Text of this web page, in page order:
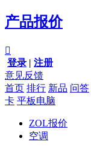
产品报价

登录 | 注册
意见反馈
首页 排行 新品 问答
卡 平板电脑
ZOL报价
空调